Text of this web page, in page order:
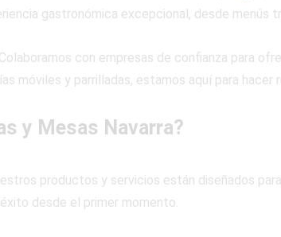
gastronómica excepcional, desde
Colaboramos con empresas de confianza para
móviles y parrilladas, estamos aquí para
y Mesas Navarra?
productos y servicios están diseñados
desde el primer momento.